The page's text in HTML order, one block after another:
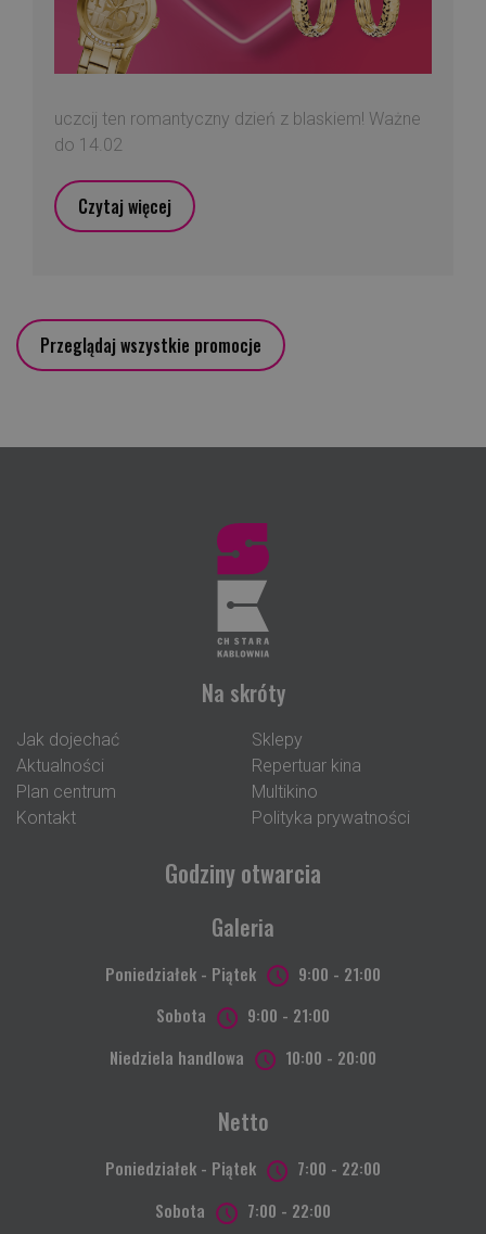
uczcij ten romantyczny dzień z blaskiem! Ważne
do 14.02
Czytaj więcej
Przeglądaj wszystkie promocje
Na skróty
Jak dojechać
Aktualności
Plan centrum
Kontakt
Sklepy
Repertuar kina
Multikino
Polityka prywatności
Godziny otwarcia
Galeria
Poniedziałek - Piątek
9:00 - 21:00
Sobota
9:00 - 21:00
Niedziela handlowa
10:00 - 20:00
Netto
Poniedziałek - Piątek
7:00 - 22:00
Sobota
7:00 - 22:00